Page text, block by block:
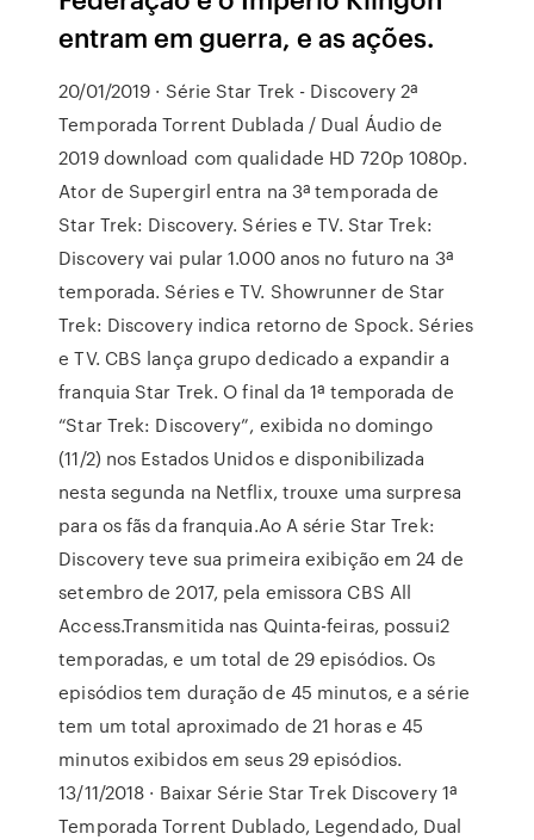
entram em guerra, e as ações.
20/01/2019 · Série Star Trek - Discovery 2ª
Temporada Torrent Dublada / Dual Áudio de
2019 download com qualidade HD 720p 1080p.
Ator de Supergirl entra na 3ª temporada de
Star Trek: Discovery. Séries e TV. Star Trek:
Discovery vai pular 1.000 anos no futuro na 3ª
temporada. Séries e TV. Showrunner de Star
Trek: Discovery indica retorno de Spock. Séries
e TV. CBS lança grupo dedicado a expandir a
franquia Star Trek. O final da 1ª temporada de
“Star Trek: Discovery”, exibida no domingo
(11/2) nos Estados Unidos e disponibilizada
nesta segunda na Netflix, trouxe uma surpresa
para os fãs da franquia.Ao A série Star Trek:
Discovery teve sua primeira exibição em 24 de
setembro de 2017, pela emissora CBS All
Access.Transmitida nas Quinta-feiras, possui2
temporadas, e um total de 29 episódios. Os
episódios tem duração de 45 minutos, e a série
tem um total aproximado de 21 horas e 45
minutos exibidos em seus 29 episódios.
13/11/2018 · Baixar Série Star Trek Discovery 1ª
Temporada Torrent Dublado, Legendado, Dual